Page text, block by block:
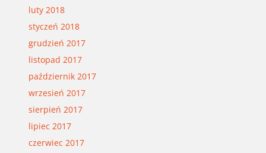
luty 2018
styczeń 2018
grudzień 2017
listopad 2017
październik 2017
wrzesień 2017
sierpień 2017
lipiec 2017
czerwiec 2017